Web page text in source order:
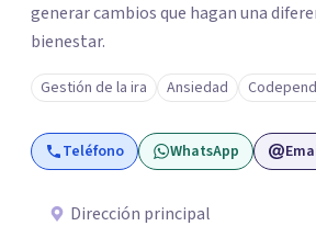
generar cambios que hagan una
bienestar.
Gestión de la ira Ansiedad
Teléfono WhatsApp
Dirección principal